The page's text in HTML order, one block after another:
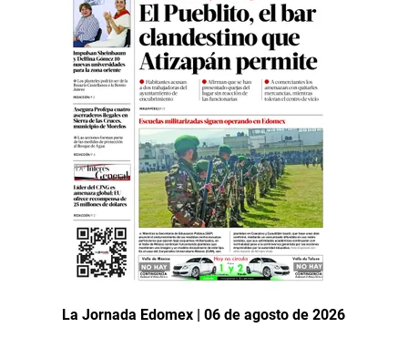
La Jornada Edomex | 06 de agosto de 2026